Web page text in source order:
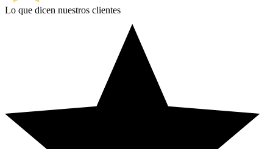
Lo que dicen nuestros clientes